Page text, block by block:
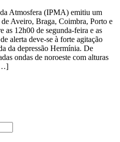
Atmosfera (IPMA) emitiu um
Aveiro, Braga, Coimbra, Porto e
as 12h00 de segunda-feira e as
alerta deve-se à forte agitação
da depressão Hermínia. De
ondas de noroeste com alturas